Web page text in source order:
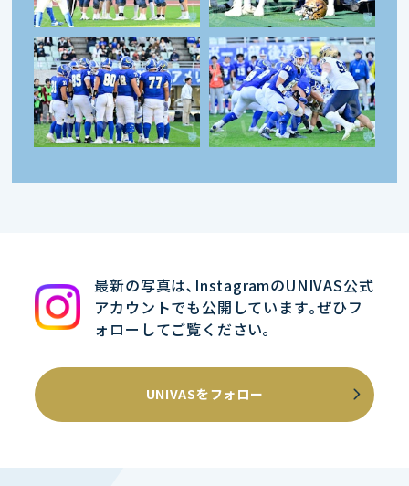
最新の写真は､InstagramのUNIVAS公式
アカウントでも公開しています｡ぜひフ
ォローしてご覧ください｡
UNIVASをフォロー